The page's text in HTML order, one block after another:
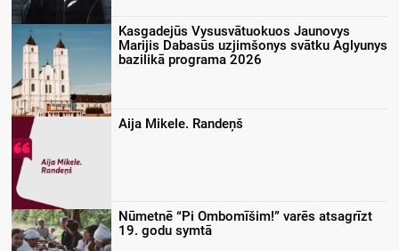
Kasgadejūs Vysusvātuokuos Jaunovys
Marijis Dabasūs uzjimšonys svātku Aglyunys
bazilikā programa 2026
Aija Mikele. Randeņš
Nūmetnē “Pi Ombomīšim!” varēs atsagrīzt
19. godu symtā